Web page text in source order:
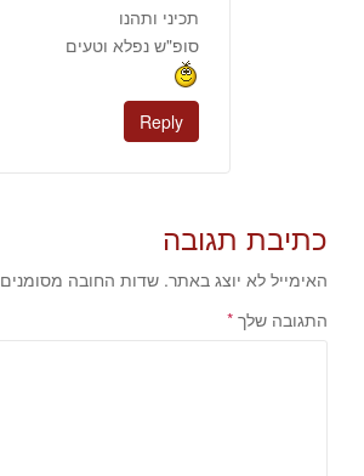
תכיני ותהנו
סופ"ש נפלא וטעים
Reply
כתיבת תגובה
האימייל לא יוצג באתר. שדות החובה מסומנים
התגובה שלך *